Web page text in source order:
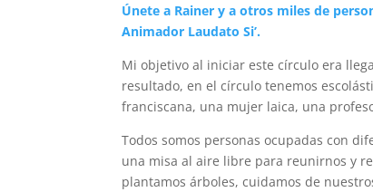
Únete a Rainer y a otros miles de
Animador Laudato Si’.
Mi objetivo al iniciar este círculo era
resultado, en el círculo tenemos
franciscana, una mujer laica, una
Todos somos personas ocupadas con
una misa al aire libre para reunirnos y
plantamos árboles, cuidamos de